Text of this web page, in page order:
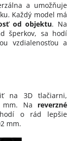
a umožňuje
Každý model má
od objektu. Na
šperkov, sa hodí
vzdialenosťou a
na 3D tlačiarni,
mm. Na reverzné
o rád lepšie
mm.